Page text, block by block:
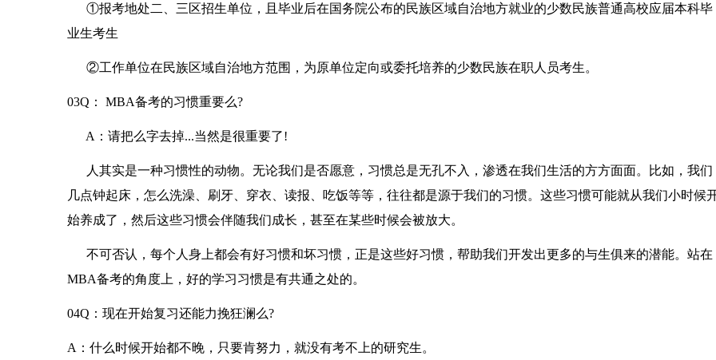
①报考地处二、三区招生单位，且毕业后在国务院公布的民族区域自治地方就业的少数民族普通高校应届本科毕
业生考生
②工作单位在民族区域自治地方范围，为原单位定向或委托培养的少数民族在职人员考生。
03Q： MBA备考的习惯重要么?
A：请把么字去掉...当然是很重要了!
人其实是一种习惯性的动物。无论我们是否愿意，习惯总是无孔不入，渗透在我们生活的方方面面。比如，我们
几点钟起床，怎么洗澡、刷牙、穿衣、读报、吃饭等等，往往都是源于我们的习惯。这些习惯可能就从我们小时候
始养成了，然后这些习惯会伴随我们成长，甚至在某些时候会被放大。
不可否认，每个人身上都会有好习惯和坏习惯，正是这些好习惯，帮助我们开发出更多的与生俱来的潜能。站在
MBA备考的角度上，好的学习习惯是有共通之处的。
04Q：现在开始复习还能力挽狂澜么?
A：什么时候开始都不晚，只要肯努力，就没有考不上的研究生。